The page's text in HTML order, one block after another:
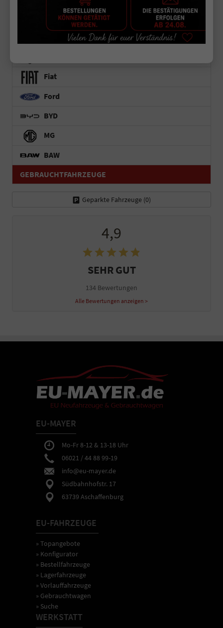
Fiat
Ford
BYD
MG
BAW
GEBRAUCHTFAHRZEUGE
Geparkte Fahrzeuge (0)
4,9
SEHR GUT
134 Bewertungen
Alle Bewertungen anzeigen >
EU-MAYER
Mo-Fr 8-12 & 13-18 Uhr
06021 / 44 88 99-19
info@eu-mayer.de
Südbahnhofstr. 17
63739 Aschaffenburg
EU-FAHRZEUGE
» Topangebote
» Konfigurator
» Bestellfahrzeuge
» Lagerfahrzeuge
» Vorlauffahrzeuge
» Gebrauchtwagen
» Suche
WERKSTATT